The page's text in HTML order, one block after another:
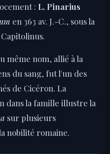
: L. Pinarius
en 363 av. J.-C., sous la
même nom, allié à la
du sang, fut l'un des
de Cicéron. La
dans la famille illustre la
sur plusieurs
nobilité romaine.